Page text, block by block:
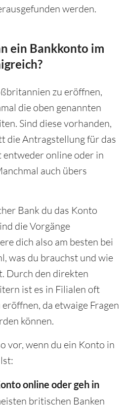
werden.
ein Bankkonto im
zu eröffnen,
die oben genannten
Sind diese vorhanden,
die Antragstellung für das
entweder online oder in
auch übers
Bank du das Konto
die Vorgänge
dich also am besten bei
was du brauchst und wie
Durch den direkten
ist es in Filialen oft
da etwaige Fragen
können.
vor, wenn du ein Konto in
online oder geh in
britischen Banken